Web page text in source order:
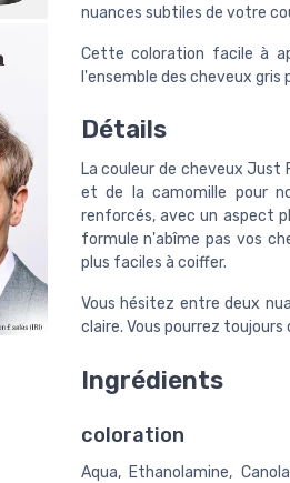
nuances subtiles de votre
Cette coloration facile à
l'ensemble des cheveux gris
Détails
La couleur de cheveux Just
et de la camomille pour
renforcés, avec un aspect
formule n'abîme pas vos
plus faciles à coiffer.
Vous hésitez entre deux
claire. Vous pourrez
Ingrédients
coloration
Aqua, Ethanolamine,